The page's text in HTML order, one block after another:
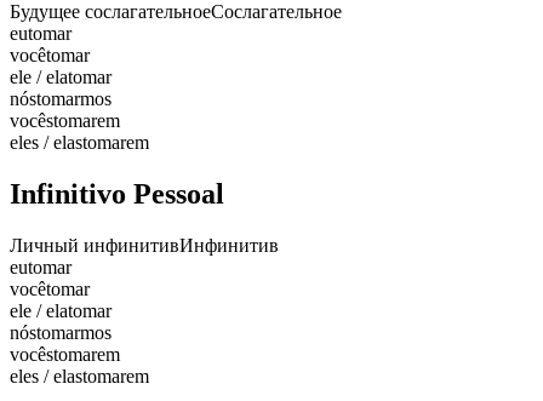
Будущее сослагательноеСослагательное
eutomar
vocêtomar
ele / elatomar
nóstomarmos
vocêstomarem
eles / elastomarem
Infinitivo Pessoal
Личный инфинитивИнфинитив
eutomar
vocêtomar
ele / elatomar
nóstomarmos
vocêstomarem
eles / elastomarem